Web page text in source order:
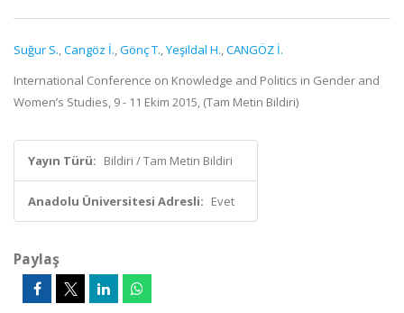
Suğur S.,Cangöz İ.,Gönç T.,Yeşildal H.,CANGÖZ İ.
International Conference on Knowledge and Politics in Gender and
Women’s Studies, 9 - 11 Ekim 2015, (Tam Metin Bildiri)
Yayın Türü: Bildiri / Tam Metin Bildiri
Anadolu Üniversitesi Adresli: Evet
Paylaş